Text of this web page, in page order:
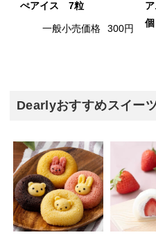
ぺアイス 7粒
一般小売価格 300円
個
Dearlyおすすめスイー